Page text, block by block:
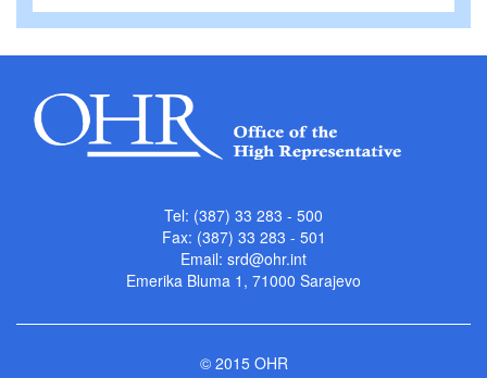
Tel: (387) 33 283 - 500
Fax: (387) 33 283 - 501
Email: srd@ohr.int
Emerika Bluma 1, 71000 Sarajevo
© 2015 OHR